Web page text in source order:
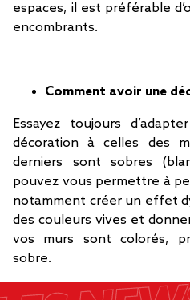
espaces, il est préférable
encombrants.
Comment avoir une
Essayez toujours
décoration à celles des
derniers sont sobres
pouvez vous permettre à
notamment créer un effet
des couleurs vives et
vos murs sont colorés,
sobre.